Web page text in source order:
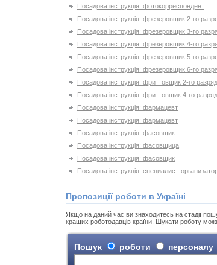
Посадова інструкція: фотокорреспондент
Посадова інструкція: фрезеровщик 2-го
Посадова інструкція: фрезеровщик 3-го
Посадова інструкція: фрезеровщик 4-го
Посадова інструкція: фрезеровщик 5-го
Посадова інструкція: фрезеровщик 6-го
Посадова інструкція: фриттовщик 2-го
Посадова інструкція: фриттовщик 4-го
Посадова інструкція: фармацевт
Посадова інструкція: фармацевт
Посадова інструкція: фасовщик
Посадова інструкція: фасовщица
Посадова інструкція: фасовщик
Посадова інструкція: специалист-
Пропозиції роботи в Україні
Якщо на даний час ви знаходитесь на стадії
кращих роботодавців країни. Шукати роботу
Пошук роботи персоналу